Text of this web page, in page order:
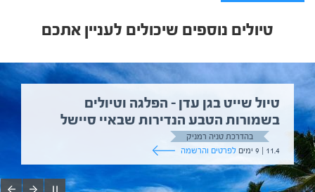
טיולים נוספים שיכולים לעניין אתכם
טיול שייט בגן עדן – הפלגה וטיולים
בשמורות הטבע הנדירות שבאיי סיישל
בהדרכת טניה רמניק
11.4 | 9 ימים
לפרטים והרשמה